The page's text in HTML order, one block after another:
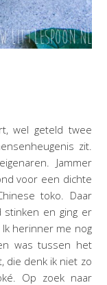
wel geteld twee
zit.
Jammer
voor een dichte
toko. Daar
en ging er
herinner me nog
was tussen het
die denk ik niet zo
Op zoek naar